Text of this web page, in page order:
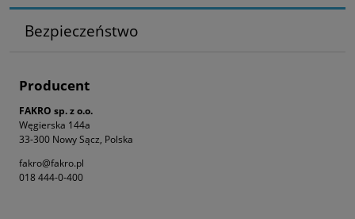
Bezpieczeństwo
Producent
FAKRO sp. z o.o.
Węgierska 144a
33-300 Nowy Sącz, Polska
fakro@fakro.pl
018 444-0-400